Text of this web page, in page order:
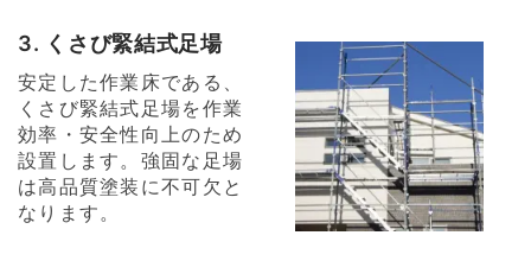
3. くさび緊結式足場
安定した作業床である、
くさび緊結式足場を作業
効率・安全性向上のため
設置します。強固な足場
は高品質塗装に不可欠と
なります。